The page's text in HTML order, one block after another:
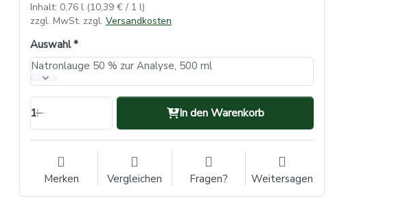
Inhalt: 0,76 l (10,39 € / 1 l)
zzgl. MwSt. zzgl. Versandkosten
Auswahl
Natronlauge 50 % zur Analyse, 500 ml
1 In den Warenkorb
Merken Vergleichen Fragen? Weitersagen